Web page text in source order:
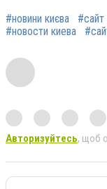
#новини києва #сайт
#новости киева
Авторизуйтесь, щоб